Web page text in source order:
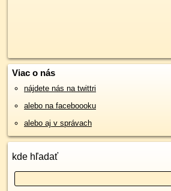
Viac o nás
nájdete nás na twittri
alebo na faceboooku
alebo aj v správach
kde hľadať